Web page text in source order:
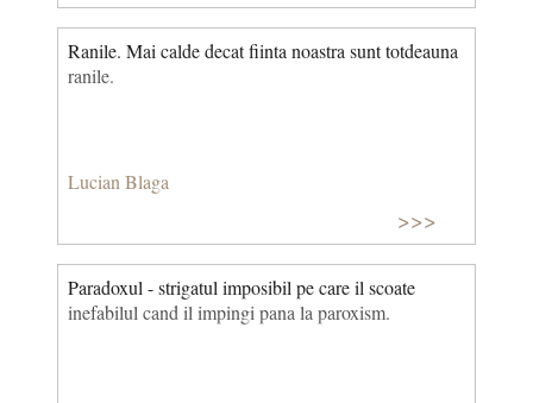
Ranile. Mai calde decat fiinta noastra sunt totdeauna
ranile.
Lucian Blaga
>>>
Paradoxul - strigatul imposibil pe care il scoate
inefabilul cand il impingi pana la paroxism.